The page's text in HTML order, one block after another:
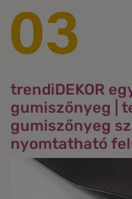
trendiDEKOR
gumiszőnyeg |
gumiszőnyeg
nyomtatható